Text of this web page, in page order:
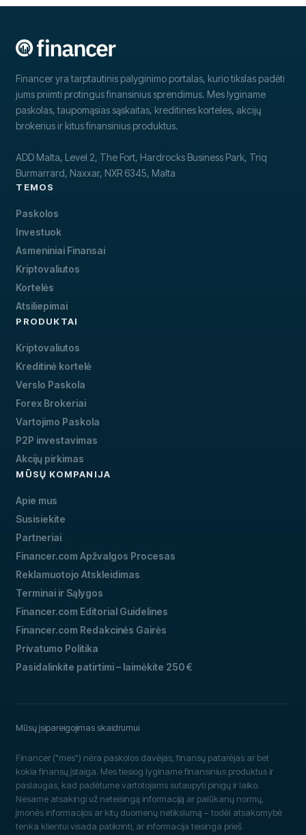
Financer yra tarptautinis palyginimo portalas, kurio tikslas padėti
jums priimti protingus finansinius sprendimus. Mes lyginame
paskolas, taupomąsias sąskaitas, kreditines korteles, akcijų
brokerius ir kitus finansinius produktus.
ADD Malta, Level 2, The Fort, Hardrocks Business Park, Triq
Burmarrard, Naxxar, NXR 6345, Malta
TEMOS
Paskolos
Investuok
Asmeniniai Finansai
Kriptovaliutos
Kortelės
Atsiliepimai
PRODUKTAI
Kriptovaliutos
Kreditinė kortelė
Verslo Paskola
Forex Brokeriai
Vartojimo Paskola
P2P investavimas
Akcijų pirkimas
MŪSŲ KOMPANIJA
Apie mus
Susisiekite
Partneriai
Financer.com Apžvalgos Procesas
Reklamuotojo Atskleidimas
Terminai ir Sąlygos
Financer.com Editorial Guidelines
Financer.com Redakcinės Gairės
Privatumo Politika
Pasidalinkite patirtimi – laimėkite 250 €
Mūsų įsipareigojimas skaidrumui
Financer ("mes") nėra paskolos davėjas, finansų patarėjas ar bet
kokia finansų įstaiga. Mes tiesiog lyginame finansinius produktus ir
paslaugas, kad padėtume vartotojams sutaupyti pinigų ir laiko.
Nesame atsakingi už neteisingą informaciją ar palūkanų normų,
įmonės informacijos ar kitų duomenų netikslumą – todėl atsakomybė
tenka klientui visada patikrinti, ar informacija teisinga prieš